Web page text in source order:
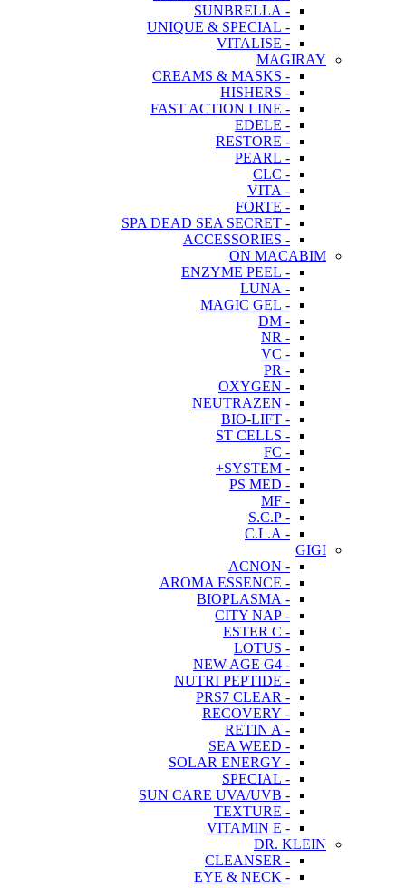
- SUNBRELLA
- UNIQUE & SPECIAL
- VITALISE
MAGIRAY
- CREAMS & MASKS
- HISHERS
- FAST ACTION LINE
- EDELE
- RESTORE
- PEARL
- CLC
- VITA
- FORTE
- SPA DEAD SEA SECRET
- ACCESSORIES
ON MACABIM
- ENZYME PEEL
- LUNA
- MAGIC GEL
- DM
- NR
- VC
- PR
- OXYGEN
- NEUTRAZEN
- BIO-LIFT
- ST CELLS
- FC
- SYSTEM+
- PS MED
- MF
- S.C.P
- C.L.A
GIGI
- ACNON
- AROMA ESSENCE
- BIOPLASMA
- CITY NAP
- ESTER C
- LOTUS
- NEW AGE G4
- NUTRI PEPTIDE
- PRS7 CLEAR
- RECOVERY
- RETIN A
- SEA WEED
- SOLAR ENERGY
- SPECIAL
- SUN CARE UVA/UVB
- TEXTURE
- VITAMIN E
DR. KLEIN
- CLEANSER
- EYE & NECK